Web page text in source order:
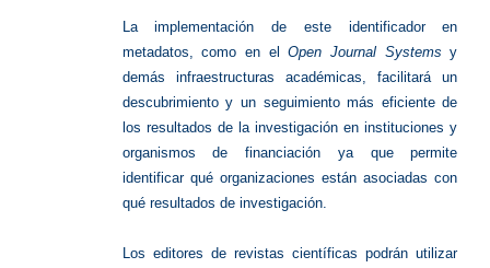
La implementación de este identificador en
metadatos, como en elOpen Journal Systems y
demás infraestructuras académicas, facilitará un
descubrimiento y un seguimiento más eficiente de
los resultados de la investigación en instituciones y
organismos de financiación ya que permite
identificar qué organizaciones están asociadas con
qué resultados de investigación.
Los editores de revistas científicas podrán utilizar